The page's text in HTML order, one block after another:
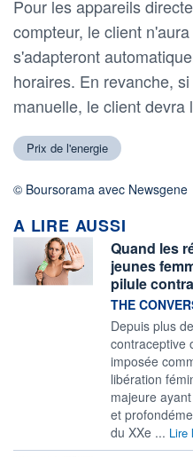
Pour les appareils
compteur, le client
s'adapteront
horaires. En revanche,
manuelle, le client devra
Prix de l'energie
© Boursorama avec Newsgene
A LIRE AUSSI
Quand les
jeunes
pilule
information
THE
Depuis plus
contraceptive
imposée
libération
majeure
et
du XXe ... Lire